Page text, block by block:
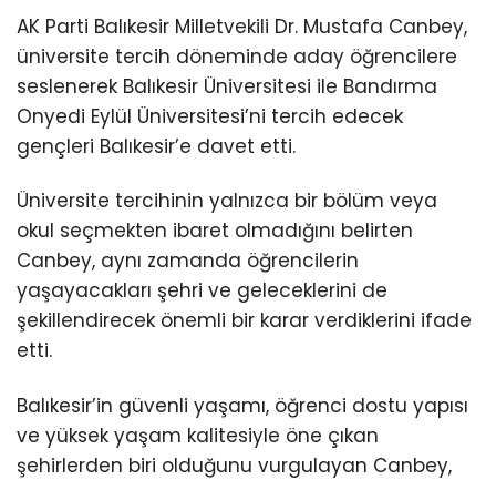
AK Parti Balıkesir Milletvekili Dr. Mustafa Canbey,
üniversite tercih döneminde aday öğrencilere
seslenerek Balıkesir Üniversitesi ile Bandırma
Onyedi Eylül Üniversitesi’ni tercih edecek
gençleri Balıkesir’e davet etti.
Üniversite tercihinin yalnızca bir bölüm veya
okul seçmekten ibaret olmadığını belirten
Canbey, aynı zamanda öğrencilerin
yaşayacakları şehri ve geleceklerini de
şekillendirecek önemli bir karar verdiklerini ifade
etti.
Balıkesir’in güvenli yaşamı, öğrenci dostu yapısı
ve yüksek yaşam kalitesiyle öne çıkan
şehirlerden biri olduğunu vurgulayan Canbey,